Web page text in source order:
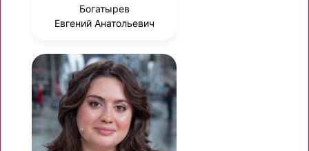
Богатырев
Евгений Анатольевич